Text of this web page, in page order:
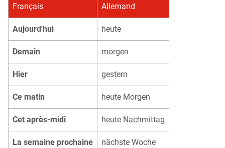
Français Allemand
Aujourd'hui heute
Demain morgen
Hier gestern
Ce matin heute Morgen
Cet après-midi heute Nachmittag
La semaine prochaine nächste Woche